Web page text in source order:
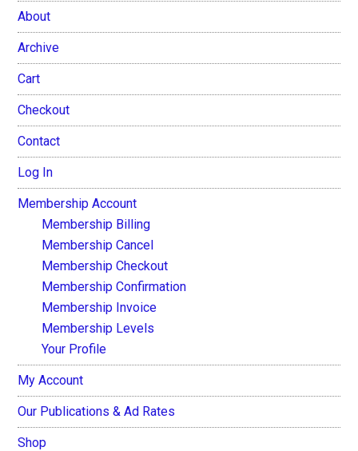
About
Archive
Cart
Checkout
Contact
Log In
Membership Account
Membership Billing
Membership Cancel
Membership Checkout
Membership Confirmation
Membership Invoice
Membership Levels
Your Profile
My Account
Our Publications & Ad Rates
Shop